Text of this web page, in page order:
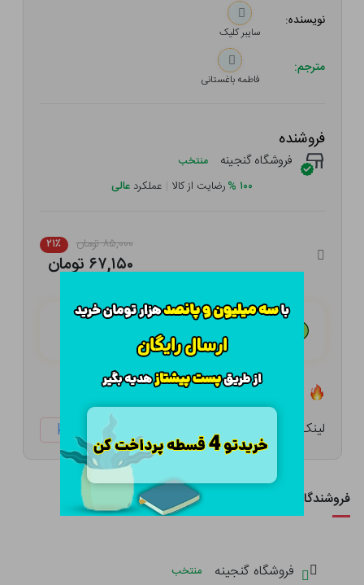
نویسنده:
سایبر کلیک
مترجم:
فاطمه باغستانی
فروشنده
فروشگاه گنجینه منتخب
۱۰۰ %رضایت از کالا | عملکرد عالی
۸۵,۰۰۰ تومان ۲۱٪
۶۷,۱۵۰ تومان
هـر قسط با تــرب‌پــی:۱۶,۷۸۸ تومان
لینک کوتاه: ketabtala.com/sbp-41477
فروشندگان این کالا
فروشگاه گنجینه
منتخب